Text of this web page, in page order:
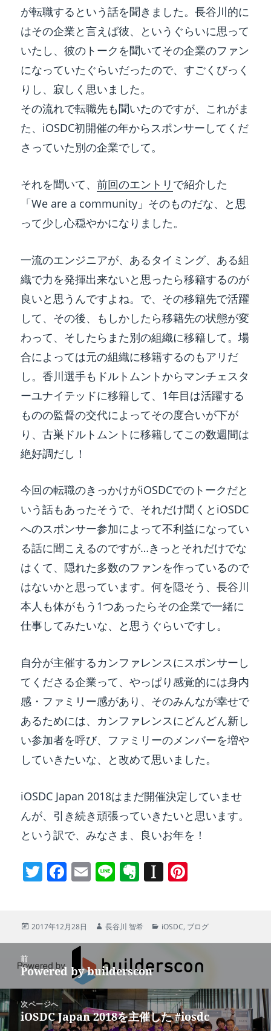
が転職するという話を聞きました。長谷川的に
はその企業と言えば彼、というぐらいに思って
いたし、彼のトークを聞いてその企業のファン
になっていたぐらいだったので、すごくびっく
りし、寂しく思いました。
その流れで転職先も聞いたのですが、これがま
た、iOSDC初開催の年からスポンサーしてくだ
さっていた別の企業でして。
それを聞いて、前回のエントリ で紹介した
「We are a community」そのものだな、と思
って少し心穏やかになりました。
一流のエンジニアが、あるタイミング、ある組
織で力を発揮出来ないと思ったら移籍するのが
良いと思うんですよね。で、その移籍先で活躍
して、その後、もしかしたら移籍先の状態が変
わって、そしたらまた別の組織に移籍して。場
合によっては元の組織に移籍するのもアリだ
し。香川選手もドルトムントからマンチェスタ
ーユナイテッドに移籍して、1年目は活躍する
ものの監督の交代によってその度合いが下が
り、古巣ドルトムントに移籍してこの数週間は
絶好調だし！
今回の転職のきっかけがiOSDCでのトークだと
いう話もあったそうで、それだけ聞くとiOSDC
へのスポンサー参加によって不利益になってい
る話に聞こえるのですが…きっとそれだけでな
はくて、隠れた多数のファンを作っているので
はないかと思っています。何を隠そう、長谷川
本人も体がもう1つあったらその企業で一緒に
仕事してみたいな、と思うぐらいですし。
自分が主催するカンファレンスにスポンサーし
てくださる企業って、やっぱり感覚的には身内
感・ファミリー感があり、そのみんなが幸せで
あるためには、カンファレンスにどんどん新し
い参加者を呼び、ファミリーのメンバーを増や
していきたいな、と改めて思いました。
iOSDC Japan 2018はまだ開催決定していませ
んが、引き続き頑張っていきたいと思います。
という訳で、みなさま、良いお年を！
T
er
F
e
b
o
o
k
E Li E
n
ot
e
In
p
a
p
er
e
st
投
2017年12月28日
作
長谷川 智希
カ
ー
iOSDC, ブログ
ナ
ビ
前
前
の
投
Powered by builderscon
次ページへ
次
iOSDC Japan 2018を主催した #iosdc